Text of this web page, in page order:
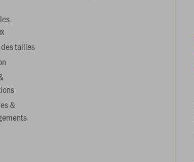
tailles
&